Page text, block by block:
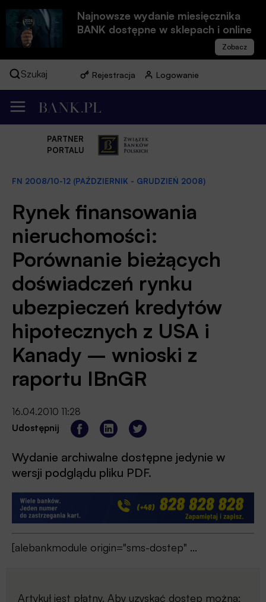
Najnowsze wydanie miesięcznika
BANK dostępne w sklepach i online
Szukaj Rejestracja Logowanie
PARTNER
PORTALU
FN 2008/10-12 (PAŹDZIERNIK - GRUDZIEŃ 2008)
Rynek finansowania
nieruchomości:
Porównanie bieżących
doświadczeń rynku
ubezpieczeń kredytów
hipotecznych z USA i
Kanady – wnioski z
raportu IBnGR
16.04.2010 11:28
Udostępnij
Wydanie archiwalne dostępne jedynie w
wersji podglądu pliku PDF.
[alebankmodule origin="sms-dostep" ...
Artykuł jest płatny. Aby uzyskać dostęp można: